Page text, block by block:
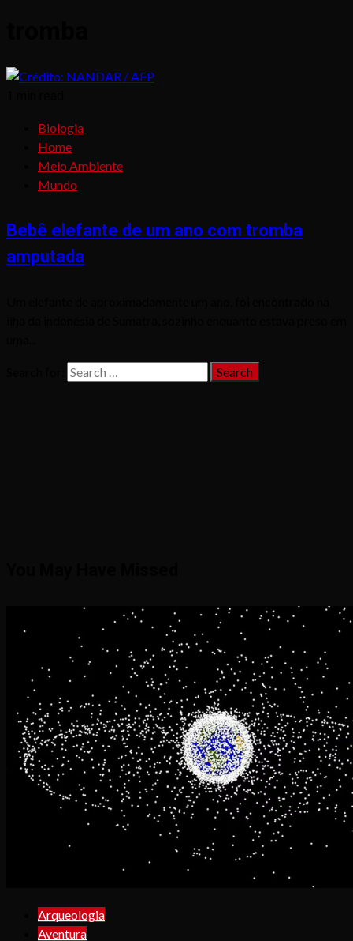
Biologia
Home
Meio Ambiente
Mundo
Bebê elefante de um ano com tromba
amputada
Arqueologia
Aventura